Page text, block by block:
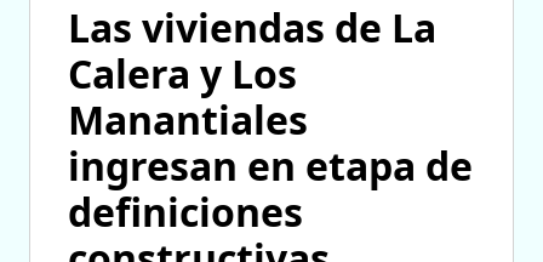
Las viviendas de La
Calera y Los
Manantiales
ingresan en etapa de
definiciones